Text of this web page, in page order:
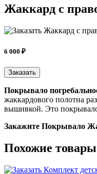
Жаккард с
6 000 ₽
Заказать
Покрывало
жаккардового полотна
вышивкой. Это покрывало
Закажите Покрывало
Похожие товары